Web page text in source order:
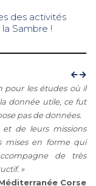
des activités
Sambre !
pour les études où il
donnée utile, ce fut
pas de données.
et de leurs missions
mises en forme qui
de très
»
Corse